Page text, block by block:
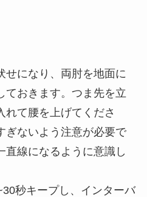
せになり、両肘を地面に
ておきます。つま先を立
れて腰を上げてくださ
ぎないよう注意が必要で
直線になるように意識し
秒キープし、インターバ